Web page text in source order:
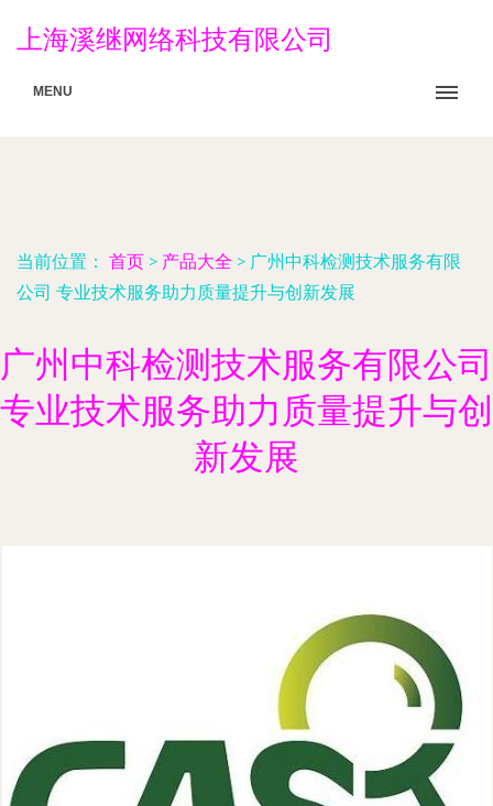
上海溪继网络科技有限公司
MENU
当前位置： 首页 > 产品大全 > 广州中科检测技术服务有限
公司 专业技术服务助力质量提升与创新发展
广州中科检测技术服务有限公司
专业技术服务助力质量提升与创
新发展